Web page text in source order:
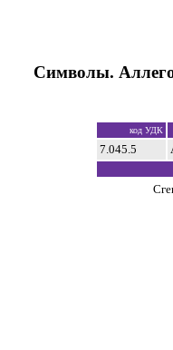
Символы.
код УДК
7.045.5